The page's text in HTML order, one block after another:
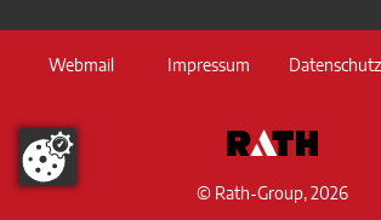
Webmail Impressum Datenschutz
© Rath-Group, 2026